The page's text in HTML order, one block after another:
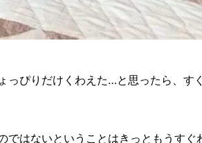
っぴりだけくわえた…と思ったら、す
ではないということはきっともうすぐ